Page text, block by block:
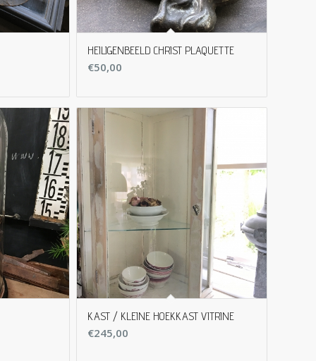
HEILIGENBEELD CHRIST PLAQUETTE
€50,00
KAST / KLEINE HOEKKAST VITRINE
€245,00